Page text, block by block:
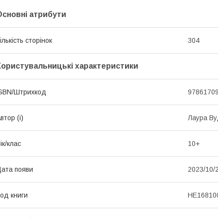
атрибути
сторінок 304
характеристики
Штрихкод
(і) Лаура
клас 10+
появи 2023/10/
книги